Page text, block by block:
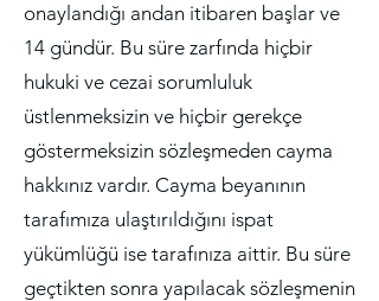
onaylandığı andan itibaren başlar ve
14 gündür. Bu süre zarfında hiçbir
hukuki ve cezai sorumluluk
üstlenmeksizin ve hiçbir gerekçe
göstermeksizin sözleşmeden cayma
hakkınız vardır. Cayma beyanının
tarafımıza ulaştırıldığını ispat
yükümlüğü ise tarafınıza aittir. Bu süre
geçtikten sonra yapılacak sözleşmenin